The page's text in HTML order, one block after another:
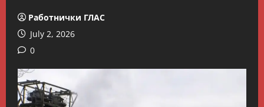
Работнички ГЛАС
July 2, 2026
0